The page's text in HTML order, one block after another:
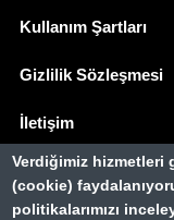
Kullanım Şartları
Gizlilik Sözleşmesi
İletişim
Basında Biz
Verdiğimiz hizmetleri
(cookie)
politikalarımızı